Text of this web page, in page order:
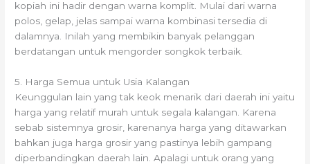
kopiah ini hadir dengan warna komplit. Mulai dari warna
polos, gelap, jelas sampai warna kombinasi tersedia di
dalamnya. Inilah yang membikin banyak pelanggan
berdatangan untuk mengorder songkok terbaik.
5. Harga Semua untuk Usia Kalangan
Keunggulan lain yang tak keok menarik dari daerah ini yaitu
harga yang relatif murah untuk segala kalangan. Karena
sebab sistemnya grosir, karenanya harga yang ditawarkan
bahkan juga harga grosir yang pastinya lebih gampang
diperbandingkan daerah lain. Apalagi untuk orang yang